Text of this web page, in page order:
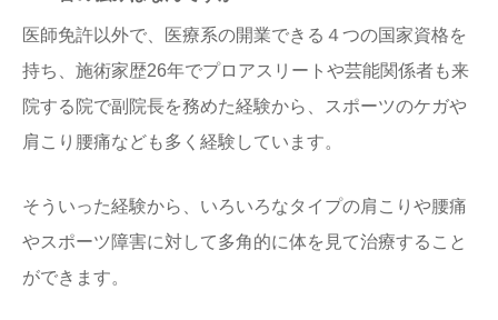
医師免許以外で、医療系の開業できる４つの国家資格を
持ち、施術家歴26年でプロアスリートや芸能関係者も来
院する院で副院長を務めた経験から、スポーツのケガや
肩こり腰痛なども多く経験しています。
そういった経験から、いろいろなタイプの肩こりや腰痛
やスポーツ障害に対して多角的に体を見て治療すること
ができます。